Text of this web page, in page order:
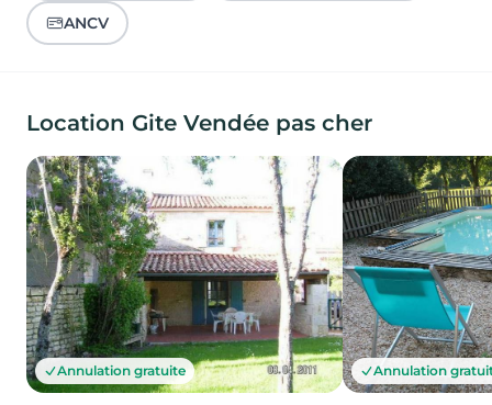
ANCV
Location Gite Vendée pas cher
Annulation gratuite Annulation